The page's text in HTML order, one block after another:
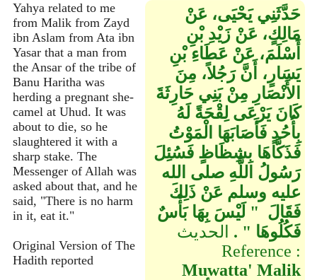
Yahya related to me
from Malik from Zayd
ibn Aslam from Ata ibn
Yasar that a man from
the Ansar of the tribe of
Banu Haritha was
herding a pregnant she-
camel at Uhud. It was
about to die, so he
slaughtered it with a
sharp stake. The
Messenger of Allah was
asked about that, and he
said, "There is no harm
in it, eat it."
Original Version of The
Hadith reported
حَدَّثَنِي يَحْيَى، عَنْ
مَالِكٍ، عَنْ زَيْدِ بْنِ
أَسْلَمَ، عَنْ عَطَاءِ بْنِ
يَسَارٍ، أَنَّ رَجُلاً، مِنَ
الأَنْصَارِ مِنْ بَنِي حَارِثَةَ
كَانَ يَرْعَى لِقْحَةً لَهُ
بِأُحُدٍ فَأَصَابَهَا الْمَوْتُ
فَذَكَّاهَا بِشِظَاظٍ فَسُئِلَ
رَسُولُ اللَّهِ صلى الله
عليه وسلم عَنْ ذَلِكَ
فَقَالَ ‏ "‏ لَيْسَ بِهَا بَأْسٌ
فَكُلُوهَا ‏"‏ ‏.‏ الحديث
Reference :
Muwatta' Malik